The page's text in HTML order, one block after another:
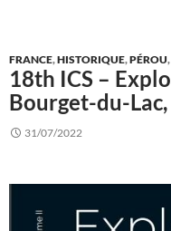
FRANCE,HISTORIQUE,PÉROU,
18th ICS –
Bourget-du-
31/07/2022